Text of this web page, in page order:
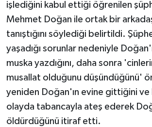
işlediğini kabul ettiği öğrenilen
Mehmet Doğan ile ortak bir arkadaş
tanıştığını söylediği belirtildi.
yaşadığı sorunlar nedeniyle
muska yazdığını, daha sonra
musallat olduğunu düşündüğünü'
yeniden Doğan'ın evine gittiğini ve
olayda tabancayla ateş ederek
öldürdüğünü itiraf etti.